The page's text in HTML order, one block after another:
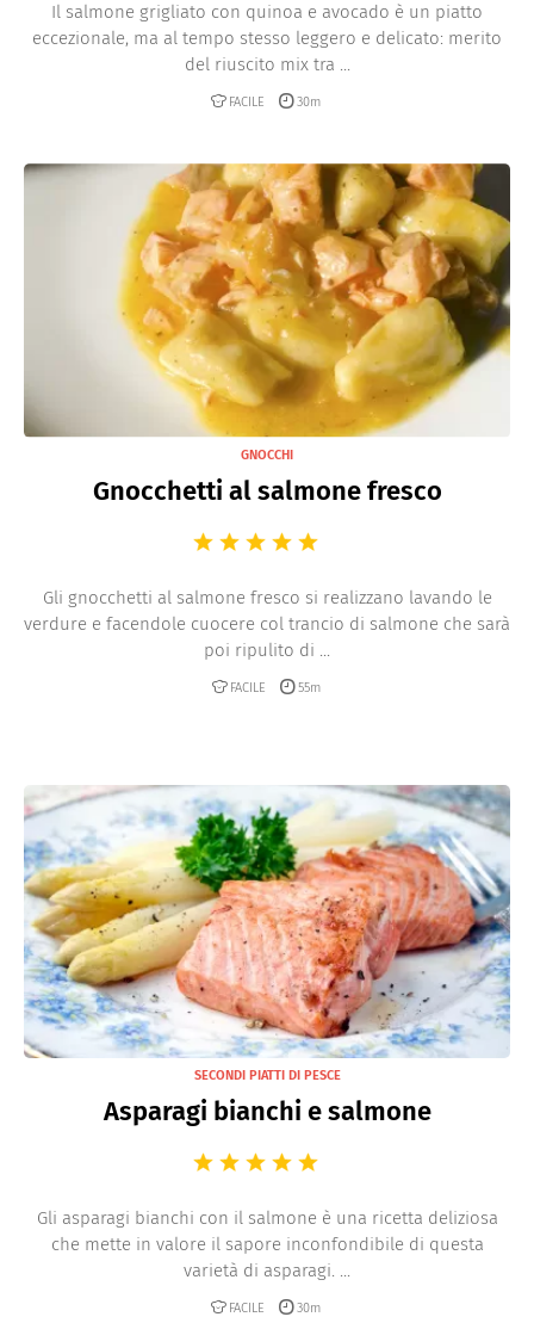
Il salmone grigliato con quinoa e avocado è un piatto
eccezionale, ma al tempo stesso leggero e delicato: merito
del riuscito mix tra ...
FACILE 30m
GNOCCHI
Gnocchetti al salmone fresco
Gli gnocchetti al salmone fresco si realizzano lavando le
verdure e facendole cuocere col trancio di salmone che sarà
poi ripulito di ...
FACILE 55m
SECONDI PIATTI DI PESCE
Asparagi bianchi e salmone
Gli asparagi bianchi con il salmone è una ricetta deliziosa
che mette in valore il sapore inconfondibile di questa
varietà di asparagi. ...
FACILE 30m